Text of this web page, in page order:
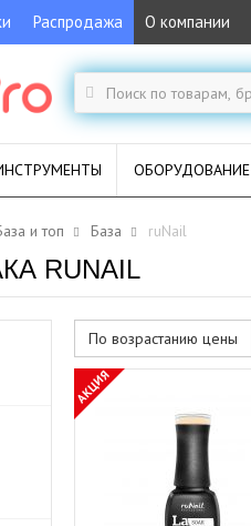
Распродажа О компании
ОБОРУДОВАНИЕ
и топ База ruNail
RUNAIL
По возрастанию цены
АКЦИЯ